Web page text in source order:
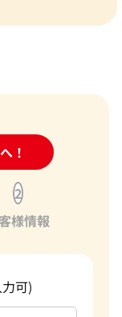
！ーム
2
様情報
可)